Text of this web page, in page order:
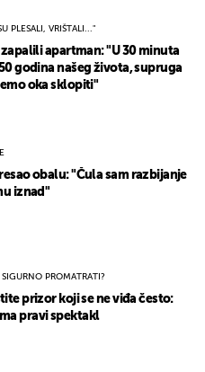
PLESALI, VRIŠTALI..."
apartman: "U 30 minuta
godina našeg života, supruga
oka sklopiti"
obalu: "Čula sam razbijanje
iznad"
SIGURNO PROMATRATI?
prizor koji se ne viđa često:
pravi spektakl